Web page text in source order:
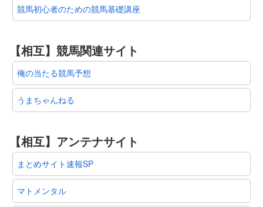
競馬初心者のための競馬基礎講座
【相互】競馬関連サイト
俺の当たる競馬予想
うまちゃんねる
【相互】アンテナサイト
まとめサイト速報SP
マトメンタル